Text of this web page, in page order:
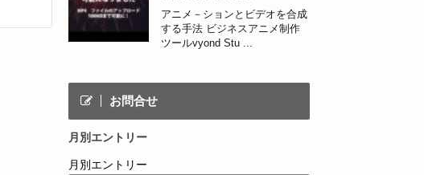
アニメ－ションとビデオを合成
する手法 ビジネスアニメ制作
ツールvyond Stu ...
お問合せ
月別エントリー
月別エントリー